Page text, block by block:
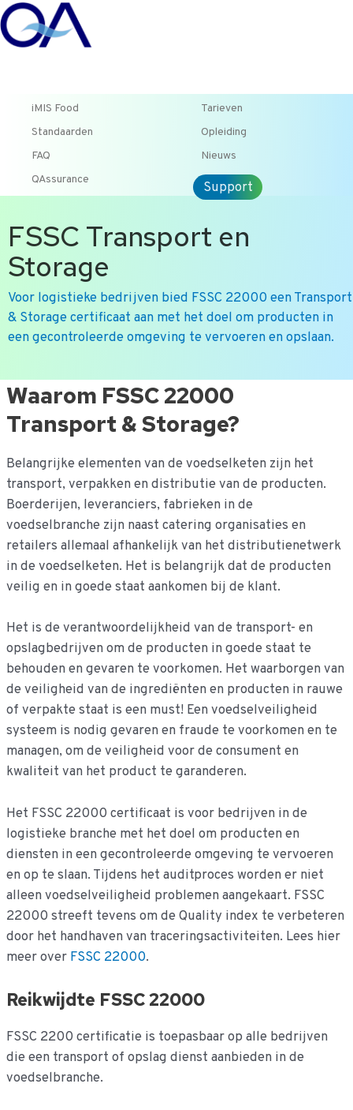
iMIS Food
Tarieven
Standaarden
Opleiding
FAQ
Nieuws
QAssurance
Support
FSSC Transport en
Storage
Voor logistieke bedrijven bied FSSC 22000 een Transport
& Storage certificaat aan met het doel om producten in
een gecontroleerde omgeving te vervoeren en opslaan.
Ga
naar
de
Waarom FSSC 22000
Transport & Storage?
Belangrijke elementen van de voedselketen zijn het
transport, verpakken en distributie van de producten.
Boerderijen, leveranciers, fabrieken in de
voedselbranche zijn naast catering organisaties en
retailers allemaal afhankelijk van het distributienetwerk
in de voedselketen. Het is belangrijk dat de producten
veilig en in goede staat aankomen bij de klant.
Het is de verantwoordelijkheid van de transport- en
opslagbedrijven om de producten in goede staat te
behouden en gevaren te voorkomen. Het waarborgen van
de veiligheid van de ingrediënten en producten in rauwe
of verpakte staat is een must! Een voedselveiligheid
systeem is nodig gevaren en fraude te voorkomen en te
managen, om de veiligheid voor de consument en
kwaliteit van het product te garanderen.
Het FSSC 22000 certificaat is voor bedrijven in de
logistieke branche met het doel om producten en
diensten in een gecontroleerde omgeving te vervoeren
en op te slaan. Tijdens het auditproces worden er niet
alleen voedselveiligheid problemen aangekaart. FSSC
22000 streeft tevens om de Quality index te verbeteren
door het handhaven van traceringsactiviteiten. Lees hier
meer over FSSC 22000.
Reikwijdte FSSC 22000
FSSC 2200 certificatie is toepasbaar op alle bedrijven
die een transport of opslag dienst aanbieden in de
voedselbranche.